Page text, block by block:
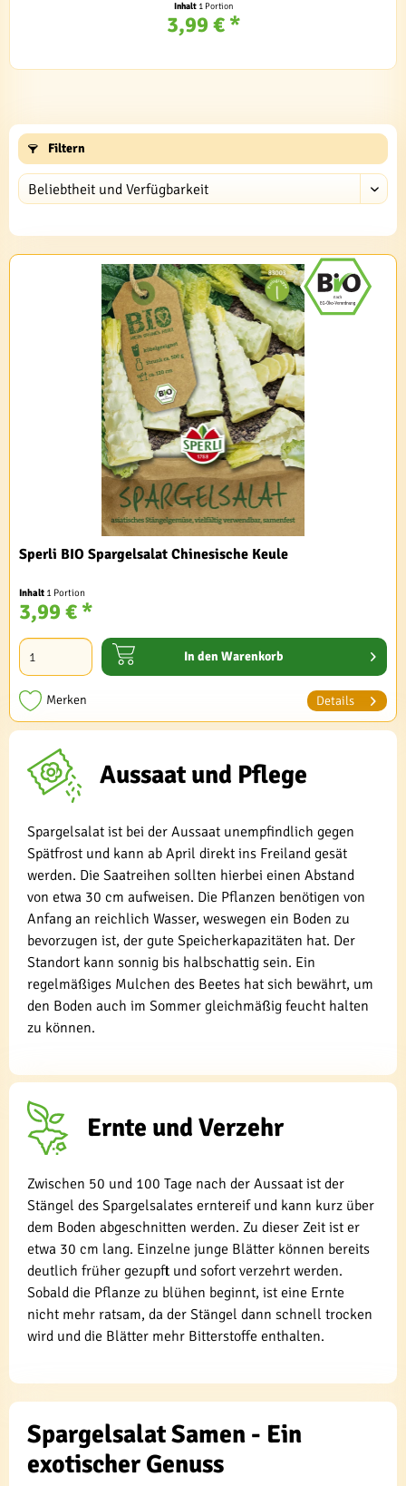
Inhalt 1 Portion
3,99 € *
Filtern
Sperli BIO Spargelsalat Chinesische Keule
Inhalt 1 Portion
3,99 € *
In den Warenkorb
Merken Details
Aussaat und Pflege
Spargelsalat ist bei der Aussaat unempfindlich gegen
Spätfrost und kann ab April direkt ins Freiland gesät
werden. Die Saatreihen sollten hierbei einen Abstand
von etwa 30 cm aufweisen. Die Pflanzen benötigen von
Anfang an reichlich Wasser, weswegen ein Boden zu
bevorzugen ist, der gute Speicherkapazitäten hat. Der
Standort kann sonnig bis halbschattig sein. Ein
regelmäßiges Mulchen des Beetes hat sich bewährt, um
den Boden auch im Sommer gleichmäßig feucht halten
zu können.
Ernte und Verzehr
Zwischen 50 und 100 Tage nach der Aussaat ist der
Stängel des Spargelsalates erntereif und kann kurz über
dem Boden abgeschnitten werden. Zu dieser Zeit ist er
etwa 30 cm lang. Einzelne junge Blätter können bereits
deutlich früher gezupft und sofort verzehrt werden.
Sobald die Pflanze zu blühen beginnt, ist eine Ernte
nicht mehr ratsam, da der Stängel dann schnell trocken
wird und die Blätter mehr Bitterstoffe enthalten.
Spargelsalat Samen - Ein
exotischer Genuss